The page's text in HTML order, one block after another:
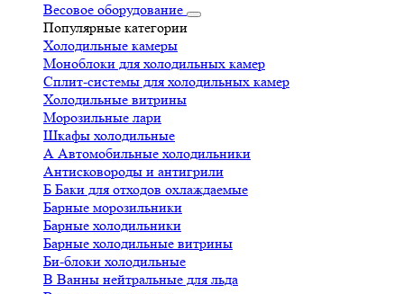
Весовое оборудование
Популярные категории
Холодильные камеры
Моноблоки для холодильных камер
Сплит-системы для холодильных камер
Холодильные витрины
Морозильные лари
Шкафы холодильные
А Автомобильные холодильники
Антисковороды и антигрили
Б Баки для отходов охлаждаемые
Барные морозильники
Барные холодильники
Барные холодильные витрины
Би-блоки холодильные
В Ванны нейтральные для льда